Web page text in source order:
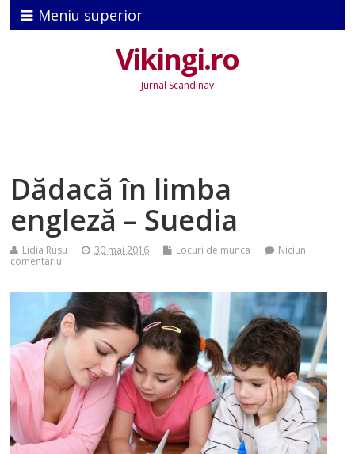
Meniu superior
Vikingi.ro
Jurnal Scandinav
Dădacă în limba
engleză – Suedia
Lidia Rusu 30 mai 2016 Locuri de munca
Niciun
comentariu